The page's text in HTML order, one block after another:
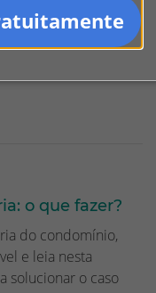
condomínio
vida em
o que fazer?
do condomínio,
e leia nesta
solucionar o caso